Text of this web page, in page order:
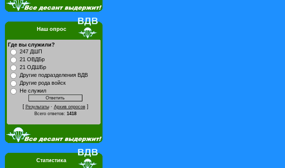
Наш опрос
Где вы служили?
247 ДШП
21 ОВДБр
21 ОДШБр
Другие подразделения ВДВ
Другие рода войск
Не служил
[ Результаты· Архив опросов]
Всего ответов: 1418
Статистика